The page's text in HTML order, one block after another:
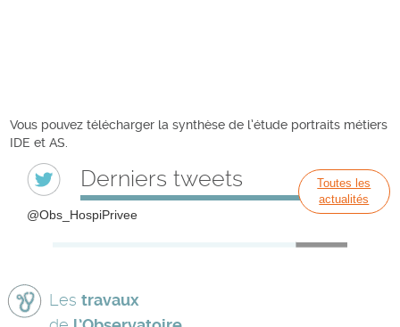
Vous pouvez télécharger la synthèse de l’étude portraits métiers
IDE et AS.
Toutes les
actualités
Derniers tweets
@Obs_HospiPrivee
Les travaux